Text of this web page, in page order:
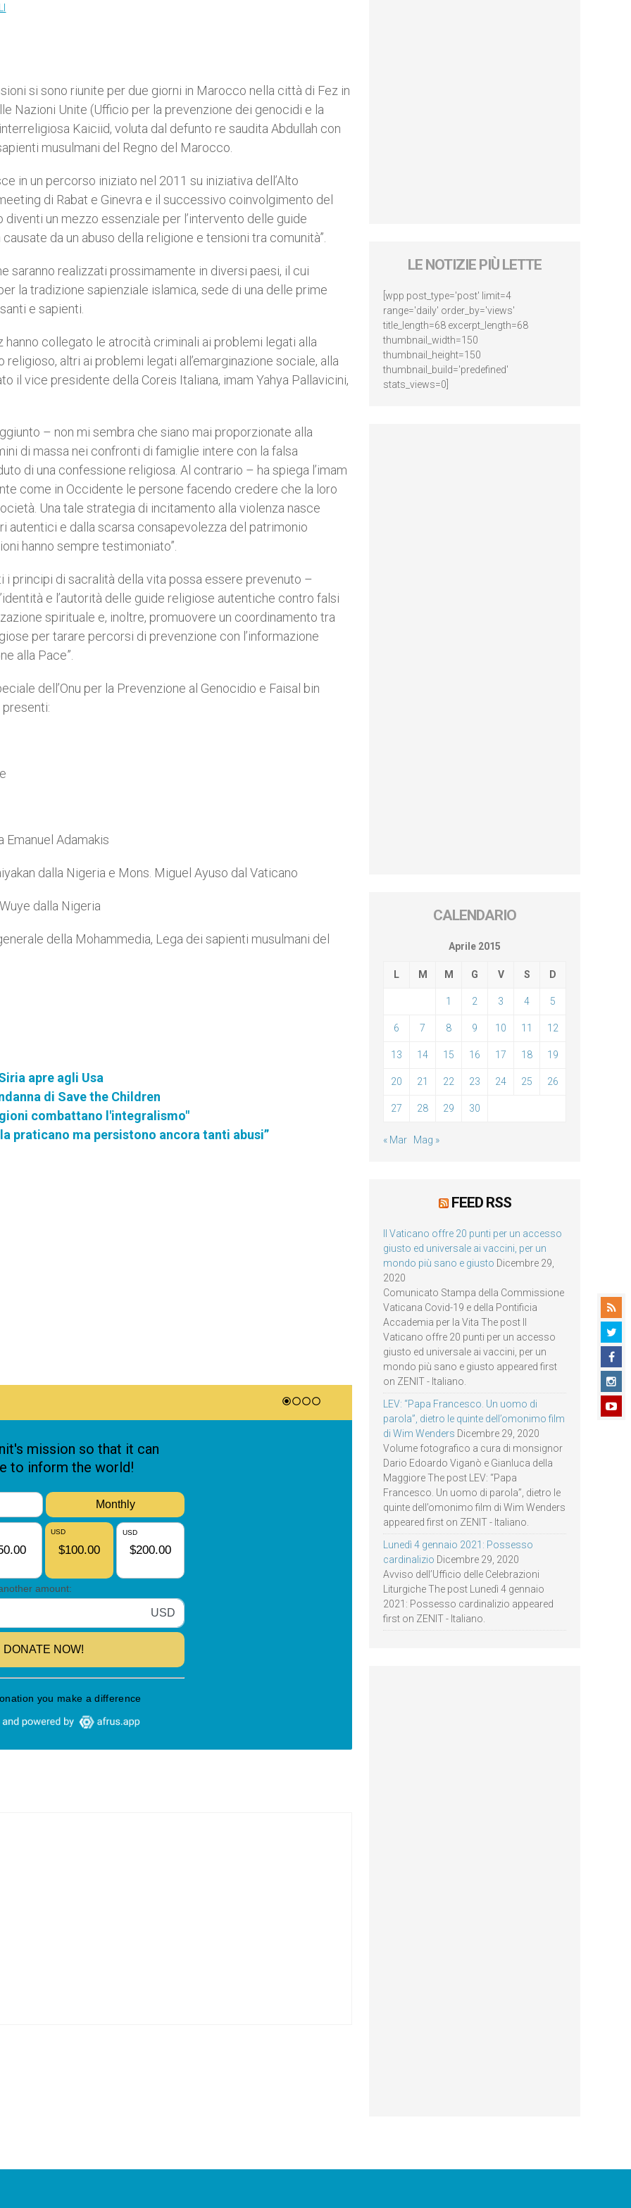
si sono riunite per due giorni in Marocco nella città di Fez in
Nazioni Unite (Ufficio per la prevenzione dei genocidi e la
Kaiciid, voluta dal defunto re saudita Abdullah con
musulmani del Regno del Marocco.
in un percorso iniziato nel 2011 su iniziativa dell’Alto
di Rabat e Ginevra e il successivo coinvolgimento del
diventi un mezzo essenziale per l’intervento delle guide
da un abuso della religione e tensioni tra comunità”.
saranno realizzati prossimamente in diversi paesi, il cui
la tradizione sapienziale islamica, sede di una delle prime
e sapienti.
hanno collegato le atrocità criminali ai problemi legati alla
altri ai problemi legati all’emarginazione sociale, alla
il vice presidente della Coreis Italiana, imam Yahya Pallavicini,
– non mi sembra che siano mai proporzionate alla
di massa nei confronti di famiglie intere con la falsa
di una confessione religiosa. Al contrario – ha spiega l’imam
come in Occidente le persone facendo credere che la loro
Una tale strategia di incitamento alla violenza nasce
autentici e dalla scarsa consapevolezza del patrimonio
hanno sempre testimoniato”.
i principi di sacralità della vita possa essere prevenuto –
e l’autorità delle guide religiose autentiche contro falsi
spirituale e, inoltre, promuovere un coordinamento tra
per tarare percorsi di prevenzione con l’informazione
alla Pace”.
dell’Onu per la Prevenzione al Genocidio e Faisal bin
presenti:
Adamakis
dalla Nigeria e Mons. Miguel Ayuso dal Vaticano
dalla Nigeria
della Mohammedia, Lega dei sapienti musulmani del
apre agli Usa
di Save the Children
combattano l'integralismo"
praticano ma persistono ancora tanti abusi”
LE NOTIZIE PIÙ LETTE
[wpp post_type='post' limit=4
range='daily' order_by='views'
title_length=68 excerpt_length=68
thumbnail_width=150
thumbnail_height=150
thumbnail_build='predefined'
stats_views=0]
CALENDARIO
Aprile 2015
L M M G V S D
1 2 3 4 5
6 7 8 9 10 11 12
13 14 15 16 17 18 19
20 21 22 23 24 25 26
27 28 29 30
« Mar Mag »
FEED RSS
Il Vaticano offre 20 punti per un accesso
giusto ed universale ai vaccini, per un
mondo più sano e giusto Dicembre 29,
2020
Comunicato Stampa della Commissione
Vaticana Covid-19 e della Pontificia
Accademia per la Vita The post Il
Vaticano offre 20 punti per un accesso
giusto ed universale ai vaccini, per un
mondo più sano e giusto appeared first
on ZENIT - Italiano.
LEV: “Papa Francesco. Un uomo di
parola”, dietro le quinte dell’omonimo film
di Wim Wenders Dicembre 29, 2020
Volume fotografico a cura di monsignor
Dario Edoardo Viganò e Gianluca della
Maggiore The post LEV: “Papa
Francesco. Un uomo di parola”, dietro le
quinte dell’omonimo film di Wim Wenders
appeared first on ZENIT - Italiano.
Lunedì 4 gennaio 2021: Possesso
cardinalizio Dicembre 29, 2020
Avviso dell’Ufficio delle Celebrazioni
Liturgiche The post Lunedì 4 gennaio
2021: Possesso cardinalizio appeared
first on ZENIT - Italiano.